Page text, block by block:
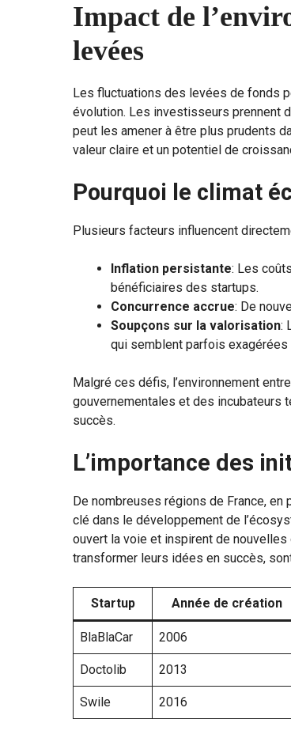
Impact de
levées
Les fluctuations des levées de fonds
évolution. Les investisseurs prennent
peut les amener à être plus prudents
valeur claire et un potentiel de
Pourquoi le climat
Plusieurs facteurs influencent
Inflation persistante: Les
bénéficiaires des startups.
Concurrence accrue: De
Soupçons sur la valorisation:
qui semblent parfois
Malgré ces défis, l’environnement
gouvernementales et des incubateurs
succès.
L’importance des
De nombreuses régions de France,
clé dans le développement de
ouvert la voie et inspirent de
transformer leurs idées en succès,
Startup Année de création
BlaBlaCar 2006
Doctolib 2013
Swile 2016